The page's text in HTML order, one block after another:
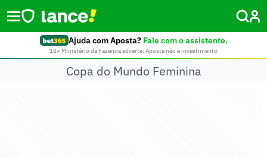
Ajuda com Aposta? Fale com o assistente.
18+ Ministério da Fazenda adverte: Aposta não é investimento
Copa do Mundo Feminina